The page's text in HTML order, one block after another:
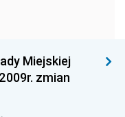
i Polityki
Miejskiej
zmian